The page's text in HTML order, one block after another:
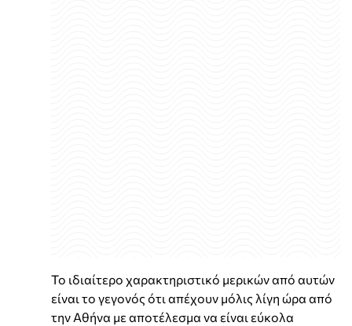
Το ιδιαίτερο χαρακτηριστικό μερικών από αυτών
είναι το γεγονός ότι απέχουν μόλις λίγη ώρα από
την Αθήνα με αποτέλεσμα να είναι εύκολα